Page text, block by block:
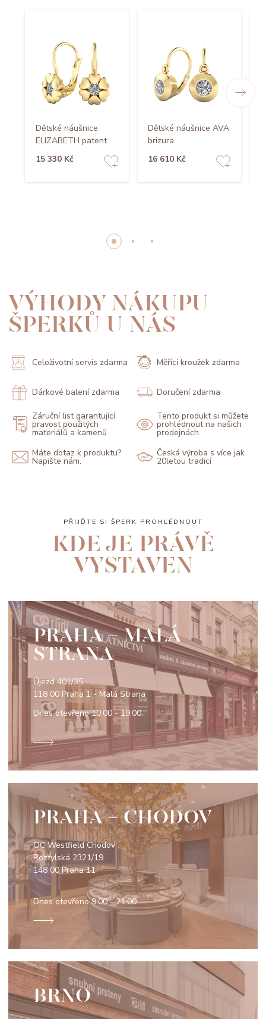
Dětské náušnice
ELIZABETH patent
15 330 Kč
Dětské náušnice AVA
brizura
16 610 Kč
VÝHODY NÁKUPU
ŠPERKŮ U NÁS
Celoživotní servis zdarma Měřící kroužek zdarma
Dárkové balení zdarma Doručení zdarma
Záruční list garantující
pravost použitých
materiálů a kamenů
Tento produkt si můžete
prohlédnout na našich
prodejnách.
Máte dotaz k produktu?
Napište nám.
Česká výroba s více jak
20letou tradicí
PŘIJĎTE SI ŠPERK PROHLÉDNOUT
KDE JE PRÁVĚ
VYSTAVEN
PRAHA - MALÁ
STRANA
Újezd 401/35
118 00 Praha 1 - Malá Strana
Dnes otevřeno10:00 - 19:00
PRAHA - CHODOV
OC Westfield Chodov
Roztylská 2321/19
148 00 Praha 11
Dnes otevřeno9:00 - 21:00
BRNO